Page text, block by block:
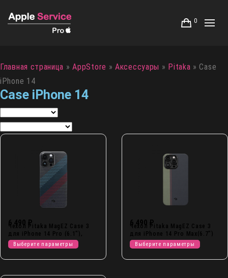
0
Главная страница »AppStore »Аксессуары » Pitaka »Case
iPhone 14
Case iPhone 14
6 490 ₽
Чехол Pitaka MagEZ Case 3
для iPhone 14 Pro (6.1″),
кевлар
Выберите параметры
6 490 ₽
Чехол Pitaka MagEZ Case 3
для iPhone 14 Pro Max(6.7″)
кевлар
Выберите параметры